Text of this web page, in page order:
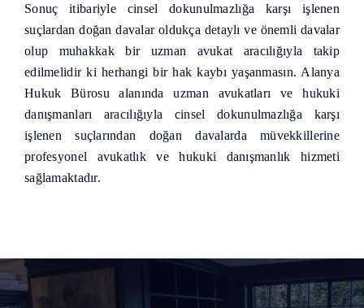
Sonuç itibariyle
cinsel dokunulmazlığa karşı işlenen
suçlardan doğan davalar oldukça detaylı ve önemli davalar
olup muhakkak bir uzman avukat aracılığıyla takip
edilmelidir ki herhangi bir hak kaybı yaşanmasın. Alanya
Hukuk Bürosu alanında uzman avukatları ve hukuki
danışmanları aracılığıyla cinsel dokunulmazlığa karşı
işlenen suçlarından doğan davalarda müvekkillerine
profesyonel avukatlık ve hukuki danışmanlık hizmeti
sağlamaktadır.